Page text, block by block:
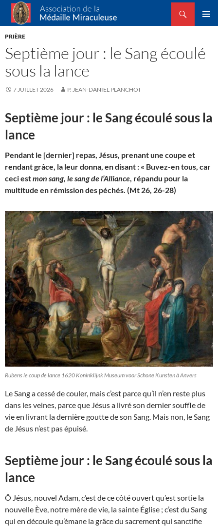
Association de la Médaille Miraculeuse
Recherche
ALLER
PRIÈRE
Septième jour : le Sang écoulé
sous la lance
7 JUILLET 2026 P. JEAN-DANIEL PLANCHOT
Septième jour : le Sang écoulé sous la
lance
Pendant le [dernier] repas, Jésus, prenant une coupe et
rendant grâce, la leur donna, en disant : « Buvez-en tous, car
ceci estmon sang, le sang de l’Alliance, répandu pour la
multitude en rémission des péchés. (Mt 26, 26-28)
Rubens le coup de lance 1620 Koninklijnk Museum voor Schone Kunsten à Anvers
Le Sang a cessé de couler, mais c’est parce qu’il n’en reste plus
dans les veines, parce que Jésus a livré son dernier souffle de
vie en livrant la dernière goutte de son Sang. Mais non, le Sang
de Jésus n’est pas épuisé.
Septième jour : le Sang écoulé sous la
lance
Ô Jésus, nouvel Adam, c’est de ce côté ouvert qu’est sortie la
nouvelle Ève, notre mère de vie, la sainte Église ; c’est du Sang
qui en découle qu’émane la grâce du sacrement qui sanctifie